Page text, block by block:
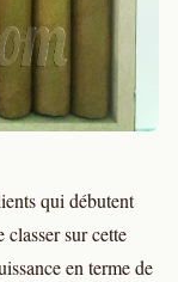
qui débutent
classer sur cette
en terme de